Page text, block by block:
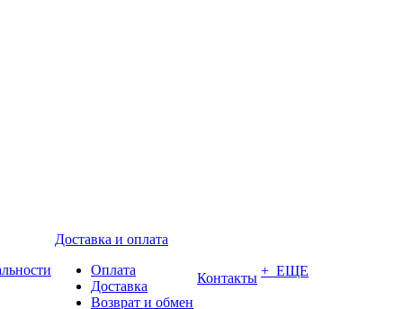
Доставка и оплата
Оплата
Доставка
Возврат и обмен
Контакты + ЕЩЕ